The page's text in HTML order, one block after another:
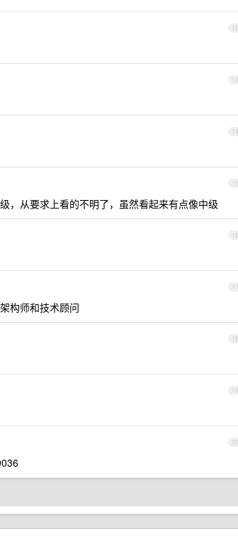
12
13
14
15
，从要求上看的不明了，虽然看起来有点像中级
16
17
构师和技术顾问
18
19
20